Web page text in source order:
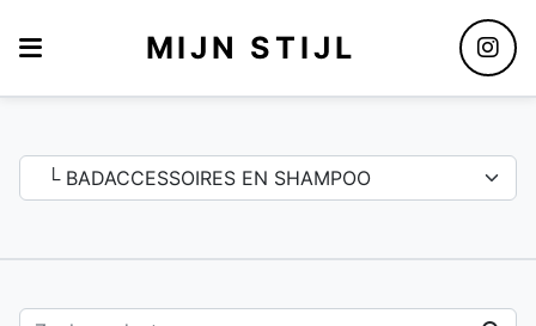
MIJN STIJL
Assortiment